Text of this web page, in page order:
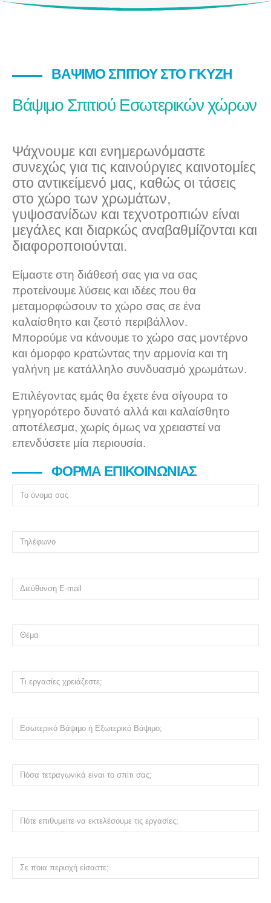
ΒΆΨΙΜΟ ΣΠΙΤΙΟΎ ΣΤΟ ΓΚΎΖΗ
Βάψιμο Σπιτιού Εσωτερικών χώρων
Ψάχνουμε και ενημερωνόμαστε
συνεχώς για τις καινούργιες καινοτομίες
στο αντικείμενό μας, καθώς οι τάσεις
στο χώρο των χρωμάτων,
γυψοσανίδων και τεχνοτροπιών είναι
μεγάλες και διαρκώς αναβαθμίζονται και
διαφοροποιούνται.
Είμαστε στη διάθεσή σας για να σας
προτείνουμε λύσεις και ιδέες που θα
μεταμορφώσουν το χώρο σας σε ένα
καλαίσθητο και ζεστό περιβάλλον.
Μπορούμε να κάνουμε το χώρο σας μοντέρνο
και όμορφο κρατώντας την αρμονία και τη
γαλήνη με κατάλληλο συνδυασμό χρωμάτων.
Επιλέγοντας εμάς θα έχετε ένα σίγουρα το
γρηγορότερο δυνατό αλλά και καλαίσθητο
αποτέλεσμα, χωρίς όμως να χρειαστεί να
επενδύσετε μία περιουσία.
ΦΌΡΜΑ ΕΠΙΚΟΙΝΩΝΊΑΣ